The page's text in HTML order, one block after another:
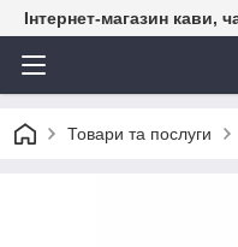
Інтернет-магазин кави,
Товари та послуги